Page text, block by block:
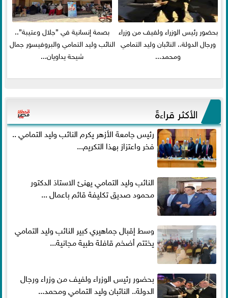
بحضور رئيس الوزراء ولفيف من وزراء
ورجال الدولة.. النائبان وليد التمامي
ومحمد...
بصمة إنسانية في ”جلال وعتيبة”..
النائب وليد التمامي والبروفيسور جمال
شيحة يداويان...
الأكثر قراءةً
رئيس جامعة الأزهر يكرم النائب وليد التمامي ..
فخر واعتزاز بهذا التكريم...
النائب وليد التمامي يهنئ الاستاذ الدكتور
محمود صديق تكليفة قائم باعمال ...
وسط إقبال جماهيري كبير النائب وليد التمامي
يختتم أضخم قافلة طبية مجانية...
بحضور رئيس الوزراء ولفيف من وزراء ورجال
الدولة.. النائبان وليد التمامي ومحمد...